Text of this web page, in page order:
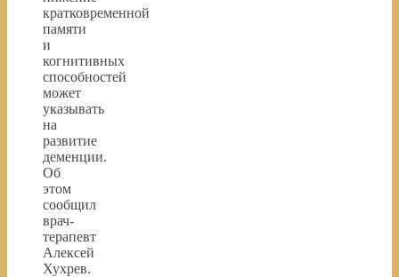
кратковременной
памяти
и
когнитивных
способностей
может
указывать
на
развитие
деменции.
Об
этом
сообщил
врач-
терапевт
Алексей
Хухрев.